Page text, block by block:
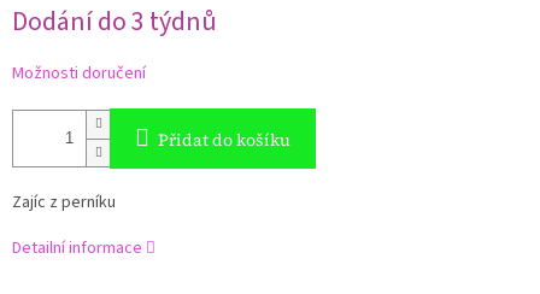
Dodání do 3 týdnů
Možnosti doručení
Přidat do košíku
Zajíc z perníku
Detailní informace